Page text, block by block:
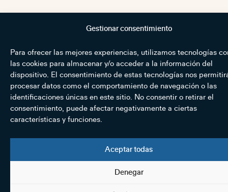
Gestionar consentimiento
Para ofrecer las mejores experiencias, utilizamos tecnologías
las cookies para almacenar y/o acceder a la información del
dispositivo. El consentimiento de estas tecnologías nos
procesar datos como el comportamiento de navegación o las
identificaciones únicas en este sitio. No consentir o retirar el
consentimiento, puede afectar negativamente a ciertas
características y funciones.
Aceptar todas
Denegar